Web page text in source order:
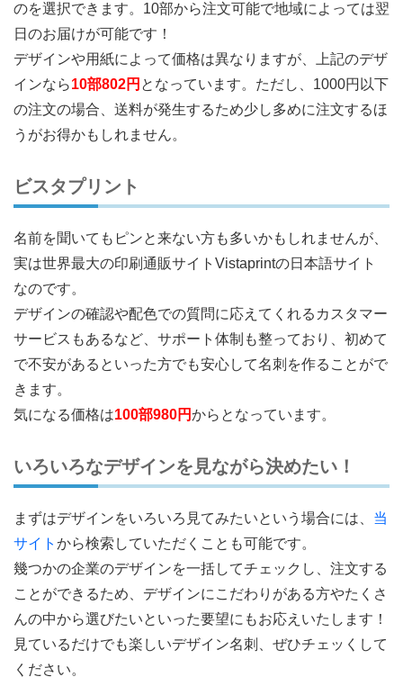
のを選択できます。10部から注文可能で地域によっては翌
日のお届けが可能です！
デザインや用紙によって価格は異なりますが、上記のデザ
インなら10部802円 となっています。ただし、1000円以下
の注文の場合、送料が発生するため少し多めに注文するほ
うがお得かもしれません。
ビスタプリント
名前を聞いてもピンと来ない方も多いかもしれませんが、
実は世界最大の印刷通販サイトVistaprintの日本語サイト
なのです。
デザインの確認や配色での質問に応えてくれるカスタマー
サービスもあるなど、サポート体制も整っており、初めて
で不安があるといった方でも安心して名刺を作ることがで
きます。
気になる価格は100部980円からとなっています。
いろいろなデザインを見ながら決めたい！
まずはデザインをいろいろ見てみたいという場合には、 当
サイト から検索していただくことも可能です。
幾つかの企業のデザインを一括してチェックし、注文する
ことができるため、デザインにこだわりがある方やたくさ
んの中から選びたいといった要望にもお応えいたします！
見ているだけでも楽しいデザイン名刺、ぜひチェッくして
ください。